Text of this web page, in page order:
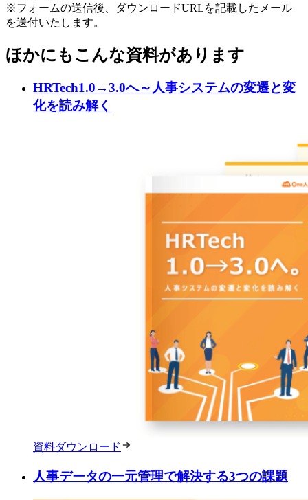
※フォームの送信後、ダウンロードURLを記載したメール
を送付いたします。
ほかにもこんな資料があります
HRTech1.0→3.0へ～人事システムの変遷と変
化を読み解く
資料ダウンロード
人事データの一元管理で解決する3つの課題